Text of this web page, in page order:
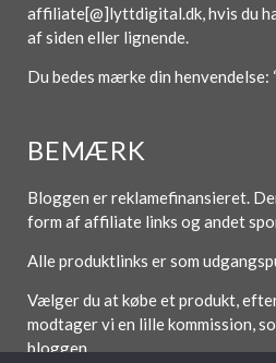
affiliate[@]lyttdigital.dk, hvis du
af siden eller lignende.
Du bedes mærke din henvendelse:
BEMÆRK
Bloggen er reklamefinansieret.
form af affiliate links og andet
Alle produktlinks er som
Vælger du at købe et produkt,
modtager vi en lille kommission,
bloggen.